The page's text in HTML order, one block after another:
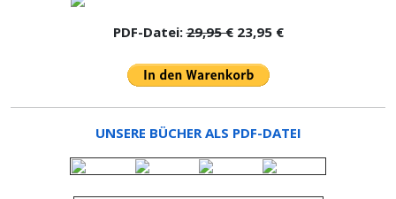
PDF-Datei:29,95 €23,95 €
UNSERE BÜCHER ALS PDF-DATEI